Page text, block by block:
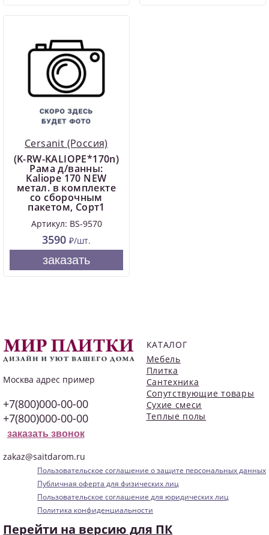
Cersanit (Россия)
(K-RW-KALIOPE*170n)
Рама д/ванны:
Kaliope 170 NEW
метал. в комплекте
со сборочным
пакетом, Сорт1
Артикул: BS-9570
3590 ₽/шт.
заказать
Москва адрес пример
+7(800)000-00-00
+7(800)000-00-00
заказать звонок
zakaz@saitdarom.ru
КАТАЛОГ
Мебель
Плитка
Сантехника
Сопутствующие товары
Сухие смеси
Теплые полы
Пользовательское соглашение о защите персональных данных
Публичная оферта для физических лиц
Пользовательское соглашение для юридических лиц
Политика конфиденциальности
Перейти на версию для ПК